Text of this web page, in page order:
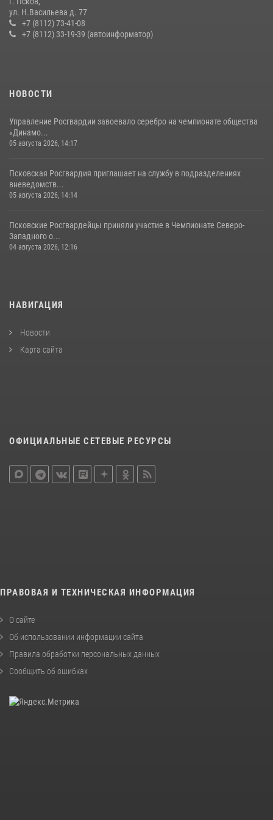
сотрудников вневедомственной охраны Росгвардии, Псковские
Росгвардейцы одержали победу
30 июля 2026, 05:10 3
22 июля 2026, 10:19
ул. Н.Васильева д. 77
+7 (8112) 73-41-08
+7 (8112) 33-19-39 (автоинформатор)
НОВОСТИ
Управление Росгвардии завоевало серебро на чемпионате общества
«Динамо...
05 августа 2026, 14:17
Псковская Росгвардия приглашает на службу в подразделениях
вневедомств...
05 августа 2026, 14:14
Псковские Росгвардейцы приняли участие в Чемпионате Северо-
Западного о...
04 августа 2026, 12:16
НАВИГАЦИЯ
Новости
Карта сайта
ОФИЦИАЛЬНЫЕ СЕТЕВЫЕ РЕСУРСЫ
ПРАВОВАЯ И ТЕХНИЧЕСКАЯ ИНФОРМАЦИЯ
О сайте
Об использовании информации сайта
Правила обработки персональных данных
Сообщить об ошибках